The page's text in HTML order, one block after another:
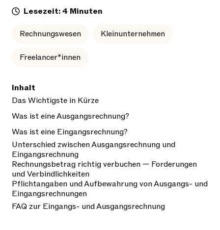
Lesezeit: 4 Minuten
Rechnungswesen Kleinunternehmen
Freelancer*innen
Inhalt
Das Wichtigste in Kürze
Was ist eine Ausgangsrechnung?
Was ist eine Eingangsrechnung?
Unterschied zwischen Ausgangsrechnung und
Eingangsrechnung
Rechnungsbetrag richtig verbuchen — Forderungen
und Verbindlichkeiten
Pflichtangaben und Aufbewahrung von Ausgangs- und
Eingangsrechnungen
FAQ zur Eingangs- und Ausgangsrechnung